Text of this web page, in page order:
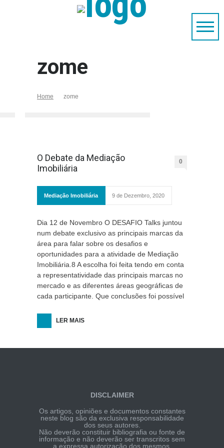
zome
Home zome
O Debate da Mediação
Imobiliária
0
Mediação Imobiliária 9 de Dezembro, 2020
Dia 12 de Novembro O DESAFIO Talks juntou
num debate exclusivo as principais marcas da
área para falar sobre os desafios e
oportunidades para a atividade de Mediação
Imobiliária.8 A escolha foi feita tendo em conta
a representatividade das principais marcas no
mercado e as diferentes áreas geográficas de
cada participante. Que conclusões foi possível
LER MAIS
DISCLAIMER
Os artigos, opiniões e documentos constantes
neste blog são da exclusiva responsabilidade
dos seus autores.
Não deverão constituir bibliografia ou fonte de
informação e não deverão ser transcritos sem
a expressa autorização dos mesmos.